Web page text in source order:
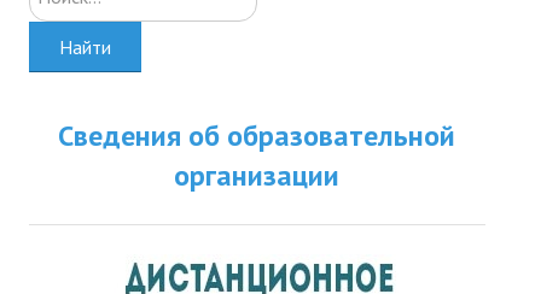
Найти
Сведения об образовательной
организации